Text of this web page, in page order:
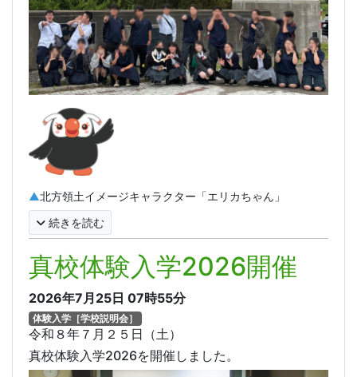
▲北方領土イメージキャラクター「エリカちゃん」
続きを読む
真校体験入学2026開催
2026年7月25日 07時55分
体験入学［学校説明会］
令和８年７月２５日（土）
真校体験入学2026を開催しました。